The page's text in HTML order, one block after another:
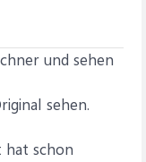
und sehen
sehen.
hat schon